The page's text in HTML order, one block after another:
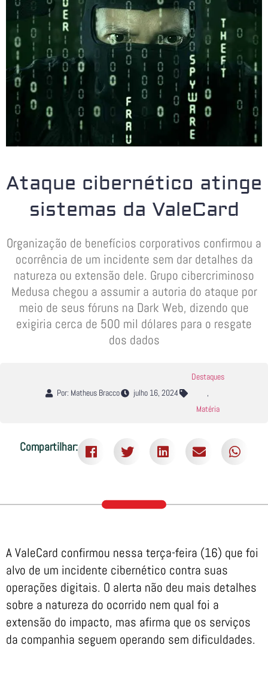
Ataque cibernético atinge
sistemas da ValeCard
Organização de benefícios corporativos confirmou a
ocorrência de um incidente sem dar detalhes da
natureza ou extensão dele. Grupo cibercriminoso
Medusa chegou a assumir a autoria do ataque por
meio de seus fóruns na Dark Web, dizendo que
exigiria cerca de 500 mil dólares para o resgate
dos dados
Por: Matheus Bracco julho 16, 2024
Destaques
,
Matéria
Compartilhar:
A ValeCard confirmou nessa terça-feira (16) que foi
alvo de um incidente cibernético contra suas
operações digitais. O alerta não deu mais detalhes
sobre a natureza do ocorrido nem qual foi a
extensão do impacto, mas afirma que os serviços
da companhia seguem operando sem dificuldades.